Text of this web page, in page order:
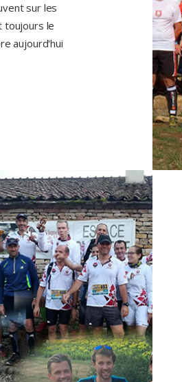
sur les
toujours le
aujourd'hui